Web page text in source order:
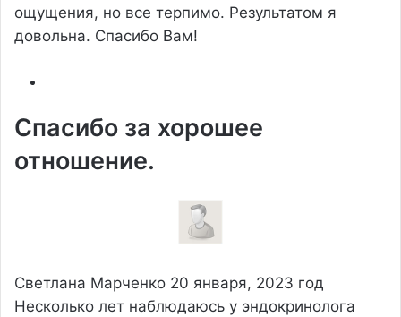
ощущения, но все терпимо. Результатом я
довольна. Спасибо Вам!
Спасибо за хорошее
отношение.
Светлана Марченко 20 января, 2023 год
Несколько лет наблюдаюсь у эндокринолога